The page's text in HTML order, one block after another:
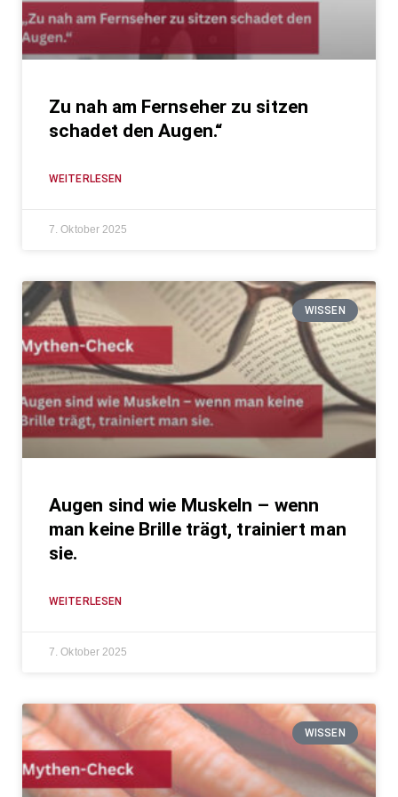
Zu nah am Fernseher zu sitzen
schadet den Augen.“
WEITERLESEN
7. Oktober 2025
WISSEN
Augen sind wie Muskeln – wenn
man keine Brille trägt, trainiert man
sie.
WEITERLESEN
7. Oktober 2025
WISSEN